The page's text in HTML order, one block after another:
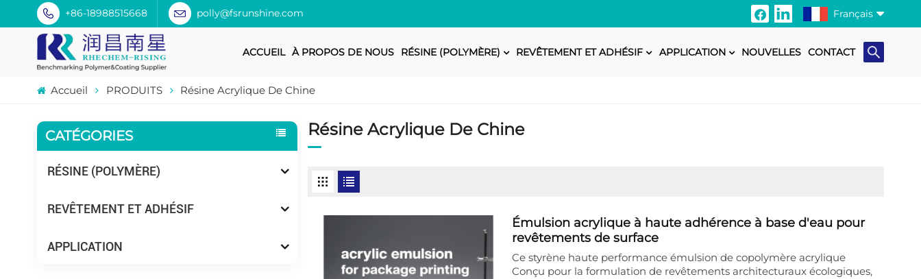
+86-18988515668 polly@fsrunshine.com Français
Português
日本語
ACCUEIL À PROPOS DE NOUS RÉSINE (POLYMÈRE) REVÊTEMENT ET ADHÉSIF APPLICATION NOUVELLES CONTACT
Accueil PRODUITS Résine Acrylique De Chine
CATÉGORIES
RÉSINE (POLYMÈRE)
REVÊTEMENT ET ADHÉSIF
APPLICATION
Résine Acrylique De Chine
Émulsion acrylique à haute adhérence à base d'eau pour
revêtements de surface
Ce styrène haute performance émulsion de copolymère acrylique
Conçu pour la formulation de revêtements architecturaux écologiques,